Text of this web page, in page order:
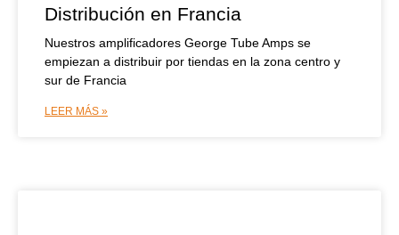
Distribución en Francia
Nuestros amplificadores George Tube Amps se
empiezan a distribuir por tiendas en la zona centro y
sur de Francia
LEER MÁS »